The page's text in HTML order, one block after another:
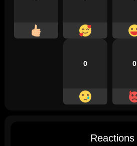
0 0
Reactions